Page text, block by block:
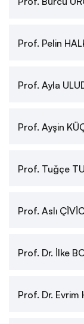
Prof. Pelin
Prof. Ayla
Prof. Ayşin
Prof. Tuğçe
Prof. Aslı
Prof. Dr. İlke
Prof. Dr. Evrim